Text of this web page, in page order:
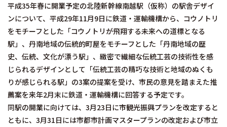
平成35年春に開業予定の北陸新幹線南越駅（仮称）の駅舎デザイ
ンについて、平成29年11月9日に鉄道・運輸機構から、コウノトリ
をモチーフとした「コウノトリが飛翔する未来への道標となる
駅」、丹南地域の伝統的町屋をモチーフとした「丹南地域の歴
史、伝統、文化が漂う駅」、緻密で繊細な伝統工芸の技術性を感
じられるデザインとして「伝統工芸の精巧な技術と地域のぬくも
りが感じられる駅」の3案の提案を受け、市民の意見を踏まえた推
薦案を来年2月末に鉄道・運輸機構に回答する予定です。
同駅の開業に向けては、3月23日に市観光振興プランを改定すると
ともに、3月31日には市都市計画マスタープランの改定および市立